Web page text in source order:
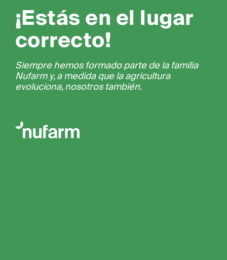
¡Estás en el lugar
correcto!
Siempre hemos formado parte de la familia
Nufarm y, a medida que la agricultura
evoluciona, nosotros también.